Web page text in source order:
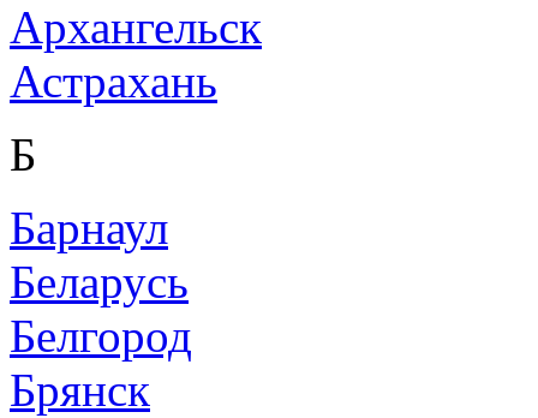
Архангельск
Астрахань
Б
Барнаул
Беларусь
Белгород
Брянск